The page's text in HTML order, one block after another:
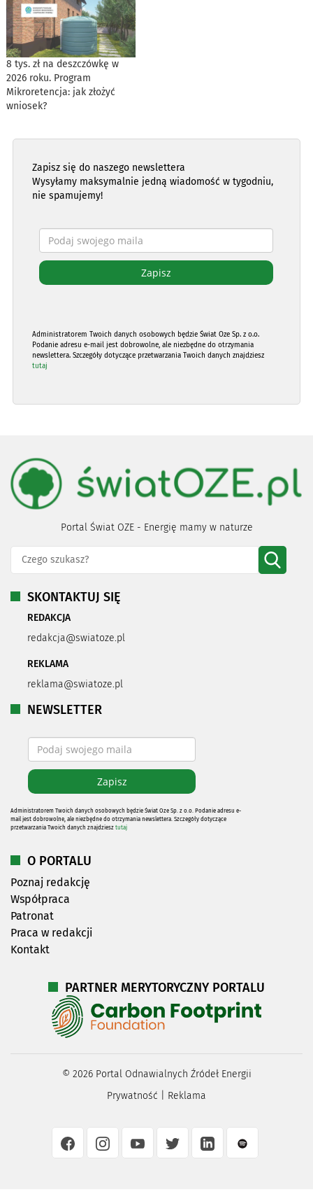
8 tys. zł na deszczówkę w
2026 roku. Program
Mikroretencja: jak złożyć
wniosek?
Zapisz się do naszego newslettera
Wysyłamy maksymalnie jedną wiadomość w tygodniu,
nie spamujemy!
Administratorem Twoich danych osobowych będzie Świat Oze Sp. z o.o.
Podanie adresu e-mail jest dobrowolne, ale niezbędne do otrzymania
newslettera. Szczegóły dotyczące przetwarzania Twoich danych znajdziesz
tutaj
Portal Świat OZE - Energię mamy w naturze
SKONTAKTUJ SIĘ
REDAKCJA
redakcja@swiatoze.pl
REKLAMA
reklama@swiatoze.pl
NEWSLETTER
Administratorem Twoich danych osobowych będzie Świat Oze Sp. z o.o. Podanie adresu e-
mail jest dobrowolne, ale niezbędne do otrzymania newslettera. Szczegóły dotyczące
przetwarzania Twoich danych znajdziesz tutaj
O PORTALU
Poznaj redakcję
Współpraca
Patronat
Praca w redakcji
Kontakt
PARTNER MERYTORYCZNY PORTALU
© 2026Portal Odnawialnych Źródeł Energii
Prywatność
Reklama